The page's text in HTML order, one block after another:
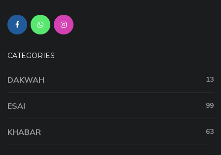
CATEGORIES
DAKWAH 13
ESAI 99
KHABAR 63